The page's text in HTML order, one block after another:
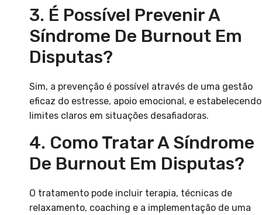
3. É Possível Prevenir A
Síndrome De Burnout Em
Disputas?
Sim, a prevenção é possível através de uma gestão
eficaz do estresse, apoio emocional, e estabelecendo
limites claros em situações desafiadoras.
4. Como Tratar A Síndrome
De Burnout Em Disputas?
O tratamento pode incluir terapia, técnicas de
relaxamento, coaching e a implementação de uma